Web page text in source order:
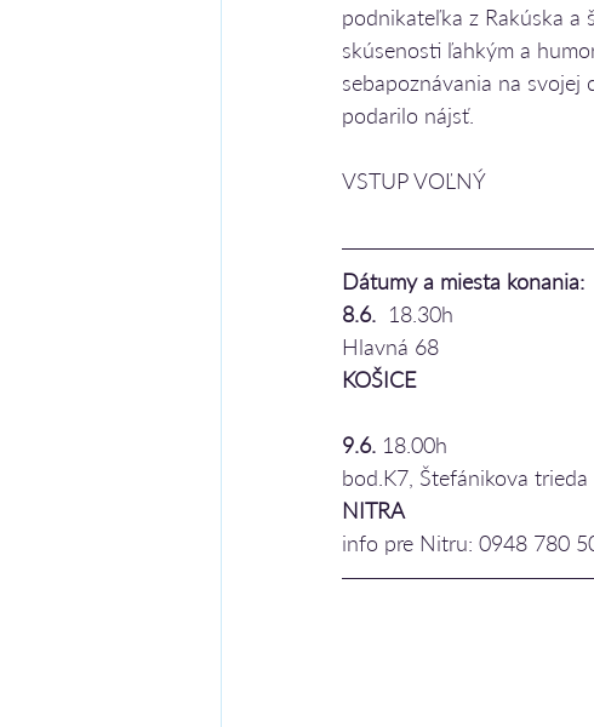
podnikateľka z Rakúska a
skúsenosti ľahkým a
sebapoznávania na svojej
podarilo nájsť.
VSTUP VOĽNÝ
Dátumy a miesta konania:
8.6. 18.30h
Hlavná 68
KOŠICE
9.6. 18.00h
bod.K7, Štefánikova trieda
NITRA
info pre Nitru: 0948 780